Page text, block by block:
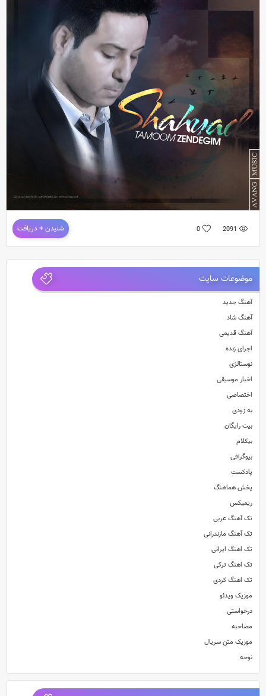
2091
0 شنیدن + دریافت
موضوعات سایت
آهنگ جدید
آهنگ شاد
آهنگ قدیمی
اجرای زنده
نوستالژی
اخبار موسیقی
اختصاصی
به زودی
بیت رایگان
بیکلام
بیوگرافی
پادکست
پخش هماهنگ
ریمیکس
تک آهنگ عربی
تک آهنگ مازندرانی
تک اهنگ ایرانی
تک اهنگ ترکی
تک اهنگ کردی
موزیک ویدئو
درخواستی
مصاحبه
موزیک متن سریال
نوحه